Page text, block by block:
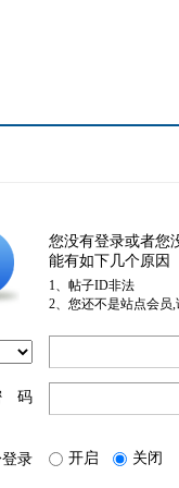
您没有登录或者您
能有如下几个原因
1、帖子ID非法
2、您还不是站点会员
码
登录 开启 关闭